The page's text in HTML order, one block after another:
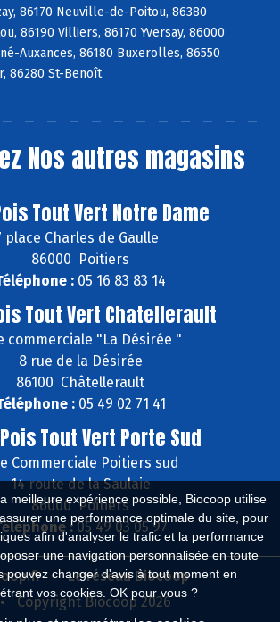
meilleure expérience possible, Biocoop utilise
une performance optimale du site, pour
afin d'analyser le trafic et la performance
une navigation personnalisée en toute
pouvez changer d'avis à tout moment en
vos cookies. OK pour vous ?
86170 Neuville-de-Poitou, 86380
86190 Villiers, 86170 Yversay, 86000
Auxances, 86180 Buxerolles, 86550
86280 St-Benoît
Nos autres magasins
Tout Vert Notre Dame
place Charles de Gaulle
86000 Poitiers
: 05 16 83 83 14
Tout Vert Chatellerault
commerciale "La Désirée "
8 rue de la Désirée
86100 Châtellerault
:05 49 02 71 41
Tout Vert Porte Sud
Commerciale Poitiers sud
14 route de la Saulaie
86000 Poitiers
:05 49 03 05 97
Le réseau Biocoop
Copyright Biocoop 2026